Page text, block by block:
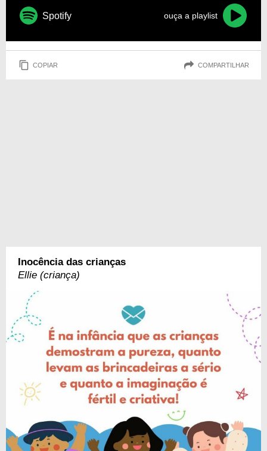
Spotify ouça a playlist
COPIAR COMPARTILHAR
Inocência das crianças
Ellie (criança)